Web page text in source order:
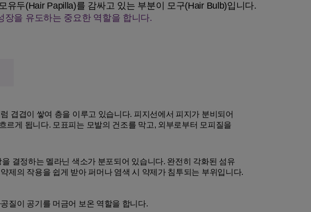
두(Hair Papilla)를 감싸고 있는 부분이 모구(Hair Bulb)입니다.
을 유도하는 중요한 역할을 합니다.
겹겹이 쌓여 층을 이루고 있습니다. 피지선에서 피지가 분비되어
르게 됩니다. 모표피는 모발의 건조를 막고, 외부로부터 모피질을
결정하는 멜라닌 색소가 분포되어 있습니다. 완전히 각화된 섬유
제의 작용을 쉽게 받아 퍼머나 염색 시 약제가 침투되는 부위입니다.
질이 공기를 머금어 보온 역할을 합니다.